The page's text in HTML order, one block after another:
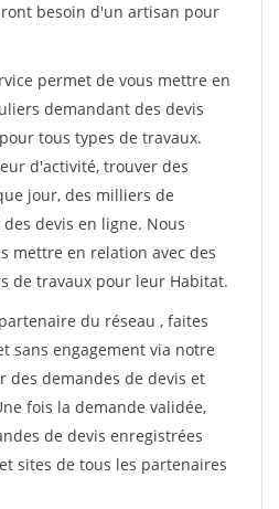
besoin d'un artisan pour
permet de vous mettre en
demandant des devis
tous types de travaux.
d'activité, trouver des
jour, des milliers de
devis en ligne. Nous
mettre en relation avec des
de travaux pour leur Habitat.
du réseau , faites
sans engagement via notre
des demandes de devis et
fois la demande validée,
de devis enregistrées
sites de tous les partenaires